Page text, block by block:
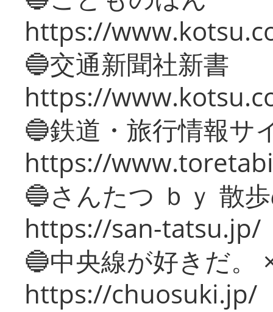
https://
🔵交通新聞社新書
https://
🔵鉄道・旅行情報サ
https://
🔵さんたつ ｂｙ 散
https://san-tatsu.jp/
🔵中央線が好きだ。
https://chuosuki.jp/